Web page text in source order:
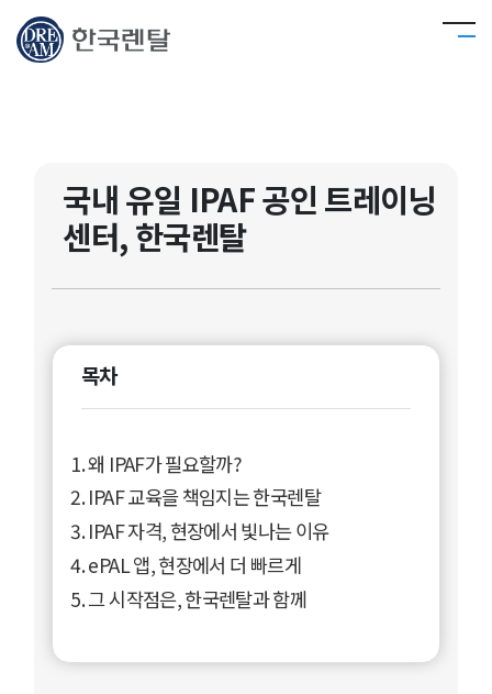
국내 유일 IPAF 공인 트레이닝
센터, 한국렌탈
목차
1. 왜 IPAF가 필요할까?
2. IPAF 교육을 책임지는 한국렌탈
3. IPAF 자격, 현장에서 빛나는 이유
4. ePAL 앱, 현장에서 더 빠르게
5. 그 시작점은, 한국렌탈과 함께